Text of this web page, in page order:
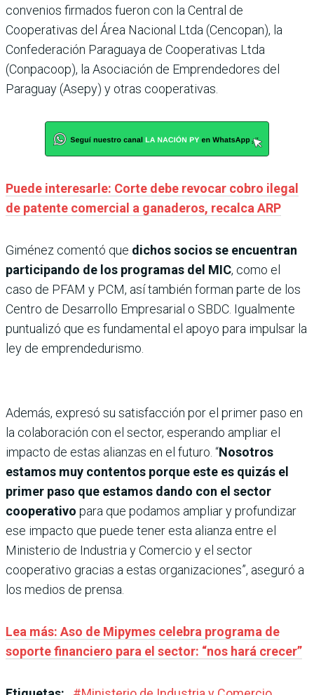
convenios firmados fueron con la Central de
Cooperativas del Área Nacional Ltda (Cencopan), la
Confederación Paraguaya de Cooperativas Ltda
(Conpacoop), la Asociación de Emprendedores del
Paraguay (Asepy) y otras cooperativas.
Puede interesarle: Corte debe revocar cobro ilegal
de patente comercial a ganaderos, recalca ARP
Giménez comentó que dichos socios se encuentran
participando de los programas del MIC, como el
caso de PFAM y PCM, así también forman parte de los
Centro de Desarrollo Empresarial o SBDC. Igualmente
puntualizó que es fundamental el apoyo para impulsar la
ley de emprendedurismo.
Además, expresó su satisfacción por el primer paso en
la colaboración con el sector, esperando ampliar el
impacto de estas alianzas en el futuro. “Nosotros
estamos muy contentos porque este es quizás el
primer paso que estamos dando con el sector
cooperativo para que podamos ampliar y profundizar
ese impacto que puede tener esta alianza entre el
Ministerio de Industria y Comercio y el sector
cooperativo gracias a estas organizaciones”, aseguró a
los medios de prensa.
Lea más: Aso de Mipymes celebra programa de
soporte financiero para el sector: “nos hará crecer”